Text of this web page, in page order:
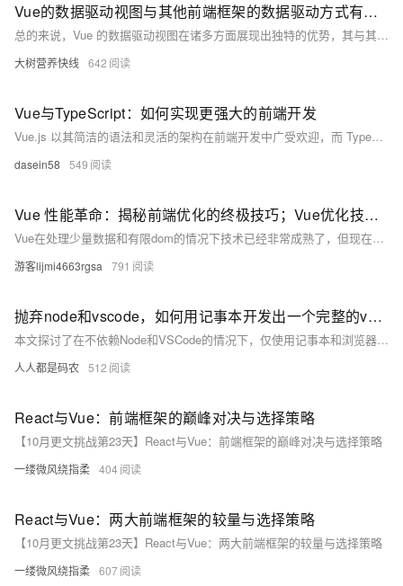
Vue的数据驱动视图与其他前端框架的数据驱动方式有何不同？
总的来说，Vue 的数据驱动视图在诸多方面展现出独特的优势，其与其他前端框架的数据驱动方式的不同之处主要体现在绑定方式、性能表现、触发机制、组件化结合、灵活性、语法表达以及与后端数据交互等方面。这些差异使得 Vue 在前端开发领域具有独特的地位和价值。
大树营养快线 642
Vue与TypeScript：如何实现更强大的前端开发
Vue.js 以其简洁的语法和灵活的架构在前端开发中广受欢迎，而 TypeScript 作为一种静态类型语言，为 JavaScript 提供了强大的类型系统和编译时检查。将 Vue.js 与 TypeScript 结合使用，不仅可以提升代码的可维护性和可扩展性，还能减少运行时错误，提高开发效率。本文将介绍如何在 Vue.js 项目中使用 TypeScript，并通过一些代码示例展示其强大功能。
dasein58 549
Vue 性能革命：揭秘前端优化的终极技巧；Vue优化技巧，解决Vue项目卡顿问题
Vue在处理少量数据和有限dom的情况下技术已经非常成熟了，但现在随着AI时代的到来，海量数据场景会越来越多，Vue优化技巧也是必备技能。 博客不应该只有代码和解决方案，重点应该在于给出解决方案的同时分享思维模式，只有思维才能可持续地解决问题，只有思维才是真正值得学习和分享的核心要素。如果这篇博客能给您带来一点帮助，麻烦您点个赞支持一下，还可以收藏起来以备不时之需，有疑问和错误欢迎在评论区指出~
游客lijmi4663rgsa 791
抛弃node和vscode，如何用记事本开发出一个完整的vue前端项目
本文探讨了在不依赖Node和VSCode的情况下，仅使用记事本和浏览器开发一个完整的Vue3前端项目的方法。通过CDN引入Vue、Vue Router、Element-UI等库，直接编写HTML文件实现页面功能，展示了前端开发的本质是生成HTML。虽然日常开发离不开现代工具，但掌握这种基础方法有助于快速实现想法或应对特殊环境限制。文章还介绍了如何用Node简单部署HTML文件到服务器，提供了一种高效、轻量的开发思路。
人人都是码农 512
React与Vue：前端框架的巅峰对决与选择策略
【10月更文挑战第23天】React与Vue：前端框架的巅峰对决与选择策略
一缕微风绕指柔 404
React与Vue：两大前端框架的较量与选择策略
【10月更文挑战第23天】React与Vue：两大前端框架的较量与选择策略
一缕微风绕指柔 607